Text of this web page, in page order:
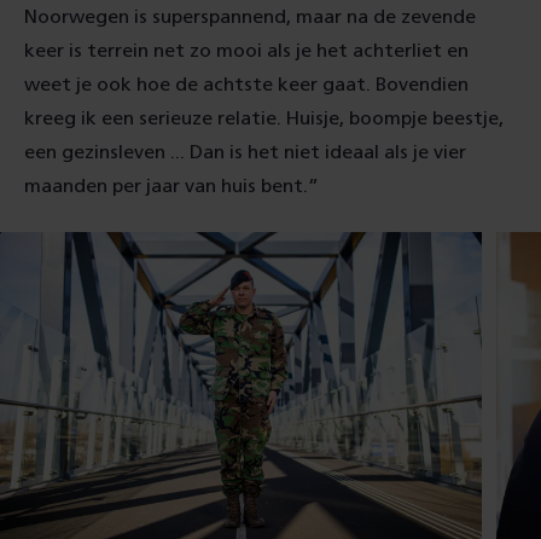
Noorwegen is superspannend, maar na de zevende
keer is terrein net zo mooi als je het achterliet en
weet je ook hoe de achtste keer gaat. Bovendien
kreeg ik een serieuze relatie. Huisje, boompje beestje,
een gezinsleven ... Dan is het niet ideaal als je vier
maanden per jaar van huis bent.”